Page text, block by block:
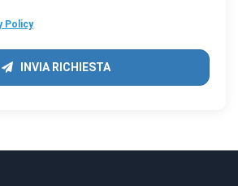
Policy
INVIA RICHIESTA